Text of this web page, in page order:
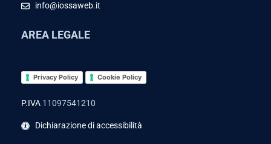
info@iossaweb.it
AREA LEGALE
Privacy Policy Cookie Policy
P.IVA 11097541210
Dichiarazione di accessibilità